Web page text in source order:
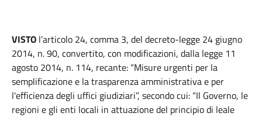
VISTO l’articolo 24, comma 3, del decreto-legge 24 giugno
2014, n. 90, convertito, con modificazioni, dalla legge 11
agosto 2014, n. 114, recante: “Misure urgenti per la
semplificazione e la trasparenza amministrativa e per
l'efficienza degli uffici giudiziari”, secondo cui: “Il Governo, le
regioni e gli enti locali in attuazione del principio di leale